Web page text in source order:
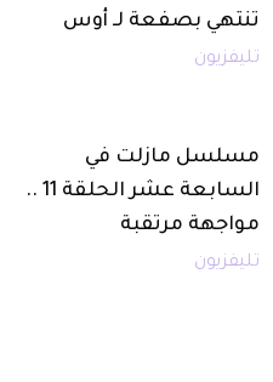
تنتهي بصفعة لـ أوس
تليفزيون
مسلسل مازلت في
السابعة عشر الحلقة 11 ..
مواجهة مرتقبة
تليفزيون